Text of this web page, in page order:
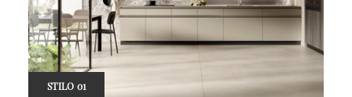
STILO 01